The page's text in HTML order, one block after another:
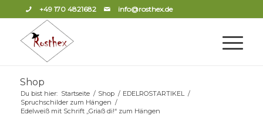
+49 170 4821682 info@rosthex.de
Shop
Du bist hier: Startseite / Shop / EDELROSTARTIKEL /
Spruchschilder zum Hängen /
Edelweiß mit Schrift „Griaß di!“ zum Hängen